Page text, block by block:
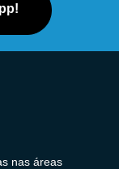
nas áreas